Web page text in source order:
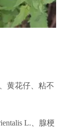
黄花仔、粘不
L.、腺梗